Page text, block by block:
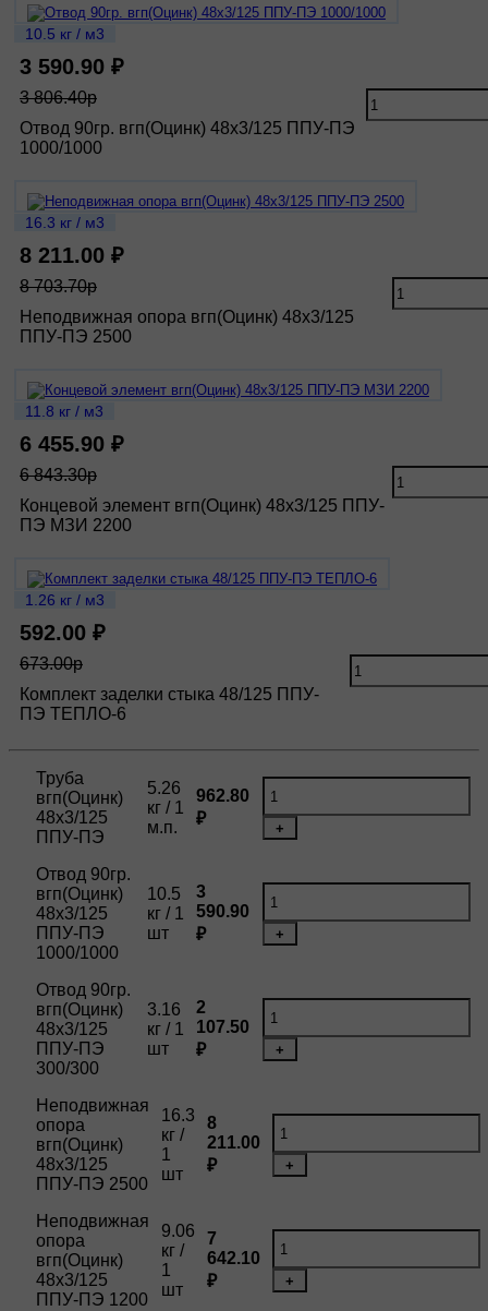
10.5 кг / м3
3 590.90 ₽
3 806.40р
Отвод 90гр. вгп(Оцинк) 48х3/125 ППУ-ПЭ
1000/1000
16.3 кг / м3
8 211.00 ₽
8 703.70р
Неподвижная опора вгп(Оцинк) 48х3/125
ППУ-ПЭ 2500
11.8 кг / м3
6 455.90 ₽
6 843.30р
Концевой элемент вгп(Оцинк) 48х3/125 ППУ-
ПЭ МЗИ 2200
1.26 кг / м3
592.00 ₽
673.00р
Комплект заделки стыка 48/125 ППУ-
ПЭ ТЕПЛО-6
Труба
вгп(Оцинк)
48х3/125
ППУ-ПЭ
5.26
кг / 1
м.п.
962.80
₽
+
Отвод 90гр.
вгп(Оцинк)
48х3/125
ППУ-ПЭ
1000/1000
10.5
кг / 1
шт
3
590.90
₽
+
Отвод 90гр.
вгп(Оцинк)
48х3/125
ППУ-ПЭ
300/300
3.16
кг / 1
шт
2
107.50
₽
+
Неподвижная
опора
вгп(Оцинк)
48х3/125
ППУ-ПЭ 2500
16.3
кг /
1
шт
8
211.00
₽
+
Неподвижная
опора
вгп(Оцинк)
48х3/125
ППУ-ПЭ 1200
9.06
кг /
1
шт
7
642.10
₽
+